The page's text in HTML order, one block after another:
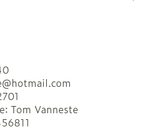
hotmail.com
Tom Vanneste